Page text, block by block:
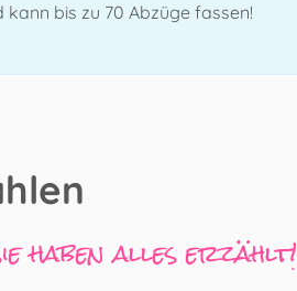
kann bis zu 70 Abzüge fassen!
haben alles erzählt!